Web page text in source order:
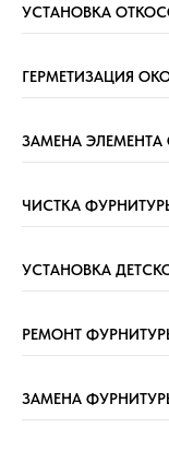
УСТАНОВКА
ГЕРМЕТИЗАЦИЯ
ЗАМЕНА
ЧИСТКА
УСТАНОВКА
РЕМОНТ
ЗАМЕНА